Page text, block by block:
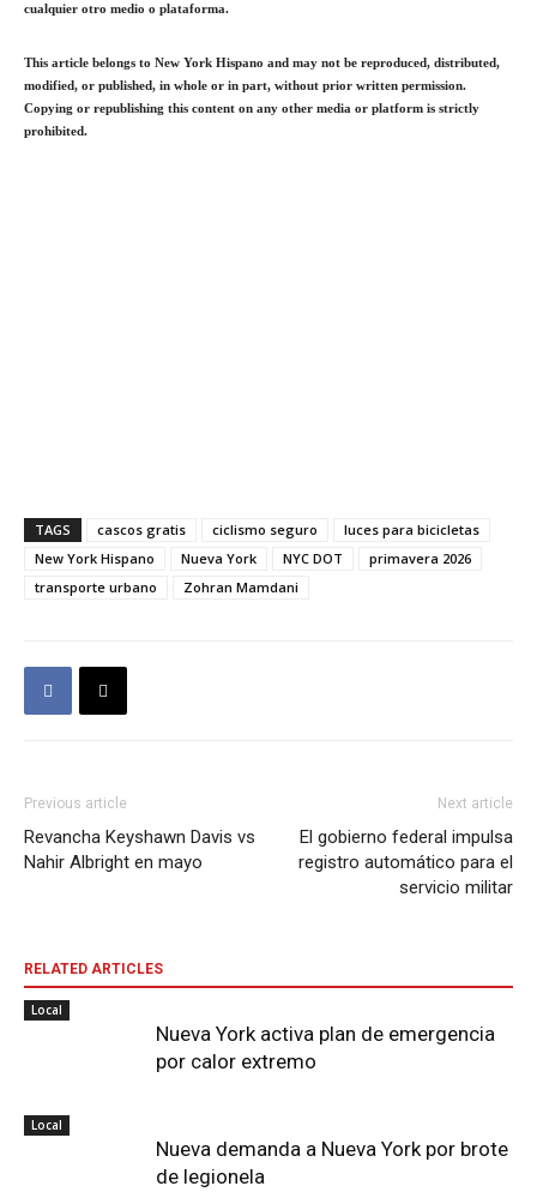
cualquier otro medio o plataforma.
This article belongs to New York Hispano and may not be reproduced, distributed,
modified, or published, in whole or in part, without prior written permission.
Copying or republishing this content on any other media or platform is strictly
prohibited.
TAGS cascos gratis ciclismo seguro
luces para bicicletas
New York Hispano
Nueva York NYC DOT
primavera 2026
transporte urbano
Zohran Mamdani
Previous article
Revancha Keyshawn Davis vs
Nahir Albright en mayo
Next article
El gobierno federal impulsa
registro automático para el
servicio militar
RELATED ARTICLES
Local
Nueva York activa plan de emergencia
por calor extremo
Local
Nueva demanda a Nueva York por brote
de legionela